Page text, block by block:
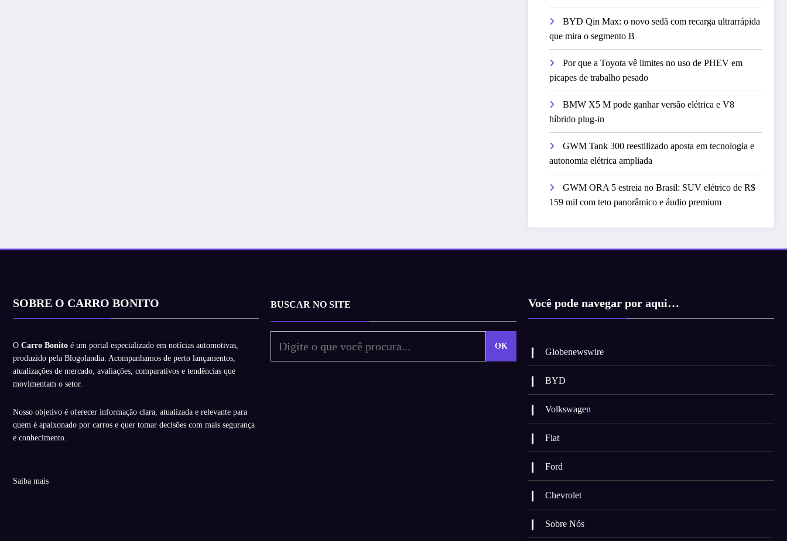
BYD Qin Max: o novo sedã com recarga ultrarrápida
que mira o segmento B
Por que a Toyota vê limites no uso de PHEV em
picapes de trabalho pesado
BMW X5 M pode ganhar versão elétrica e V8
híbrido plug-in
GWM Tank 300 reestilizado aposta em tecnologia e
autonomia elétrica ampliada
GWM ORA 5 estreia no Brasil: SUV elétrico de R$
159 mil com teto panorâmico e áudio premium
SOBRE O CARRO BONITO
O Carro Bonito é um portal especializado em notícias automotivas,
produzido pela Blogolandia. Acompanhamos de perto lançamentos,
atualizações de mercado, avaliações, comparativos e tendências que
movimentam o setor.
Nosso objetivo é oferecer informação clara, atualizada e relevante para
quem é apaixonado por carros e quer tomar decisões com mais segurança
e conhecimento.
Saiba mais
BUSCAR NO SITE
OK
Você pode navegar por aqui…
Globenewswire
BYD
Volkswagen
Fiat
Ford
Chevrolet
Sobre Nós